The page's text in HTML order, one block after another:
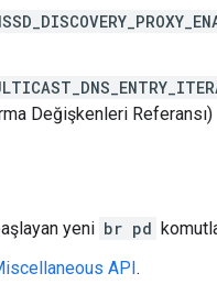
Değişkenleri Referansı)
yeni br pd
API.